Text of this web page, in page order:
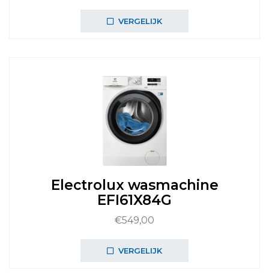
VERGELIJK
Electrolux wasmachine
EFI61X84G
€549,00
VERGELIJK